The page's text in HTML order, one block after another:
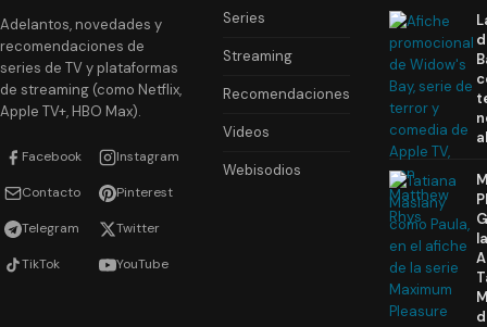
Adelantos, novedades y
recomendaciones de
series de TV y plataformas
de streaming (como Netflix,
Apple TV+, HBO Max).
Facebook Instagram
Contacto Pinterest
Telegram Twitter
TikTok YouTube
Series
Streaming
Recomendaciones
Videos
Webisodios